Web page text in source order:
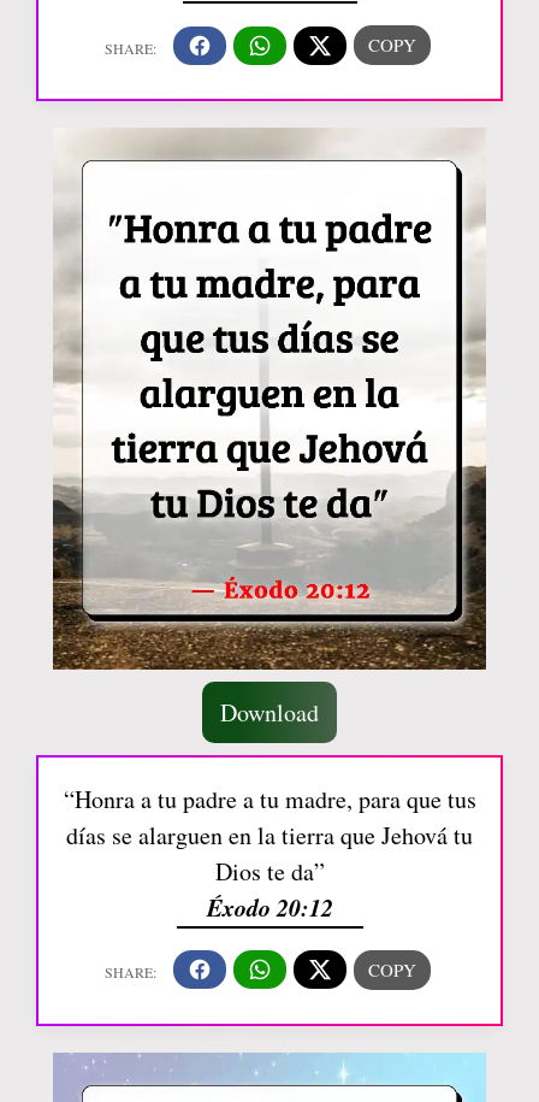
Download
“Honra a tu padre a tu madre, para que tus
días se alarguen en la tierra que Jehová tu
Dios te da”
Éxodo 20:12